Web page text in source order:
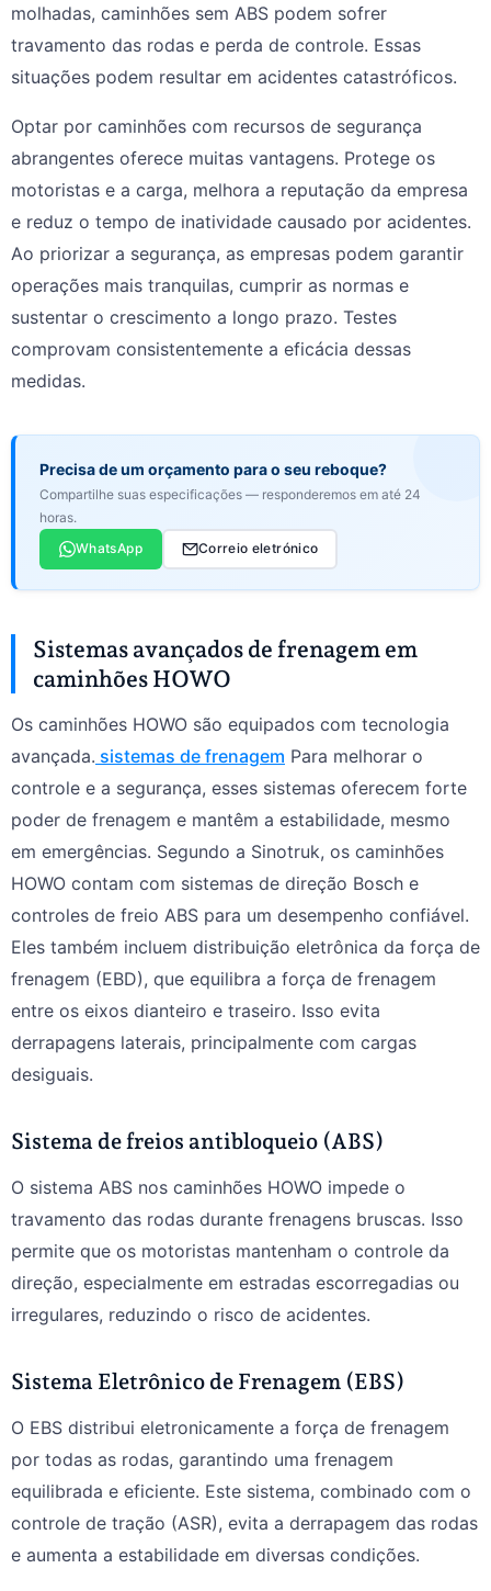
molhadas, caminhões sem ABS podem sofrer
travamento das rodas e perda de controle. Essas
situações podem resultar em acidentes catastróficos.
Optar por caminhões com recursos de segurança
abrangentes oferece muitas vantagens. Protege os
motoristas e a carga, melhora a reputação da empresa
e reduz o tempo de inatividade causado por acidentes.
Ao priorizar a segurança, as empresas podem garantir
operações mais tranquilas, cumprir as normas e
sustentar o crescimento a longo prazo. Testes
comprovam consistentemente a eficácia dessas
medidas.
Precisa de um orçamento para o seu reboque?
Compartilhe suas especificações — responderemos em até 24
horas.
WhatsApp
Correio eletrónico
Sistemas avançados de frenagem em
caminhões HOWO
Os caminhões HOWO são equipados com tecnologia
avançada. sistemas de frenagem Para melhorar o
controle e a segurança, esses sistemas oferecem forte
poder de frenagem e mantêm a estabilidade, mesmo
em emergências. Segundo a Sinotruk, os caminhões
HOWO contam com sistemas de direção Bosch e
controles de freio ABS para um desempenho confiável.
Eles também incluem distribuição eletrônica da força de
frenagem (EBD), que equilibra a força de frenagem
entre os eixos dianteiro e traseiro. Isso evita
derrapagens laterais, principalmente com cargas
desiguais.
Sistema de freios antibloqueio (ABS)
O sistema ABS nos caminhões HOWO impede o
travamento das rodas durante frenagens bruscas. Isso
permite que os motoristas mantenham o controle da
direção, especialmente em estradas escorregadias ou
irregulares, reduzindo o risco de acidentes.
Sistema Eletrônico de Frenagem (EBS)
O EBS distribui eletronicamente a força de frenagem
por todas as rodas, garantindo uma frenagem
equilibrada e eficiente. Este sistema, combinado com o
controle de tração (ASR), evita a derrapagem das rodas
e aumenta a estabilidade em diversas condições.